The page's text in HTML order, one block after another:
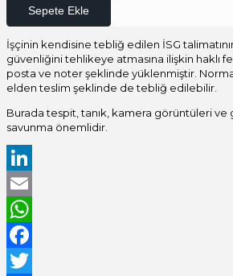
Sepete Ekle
İşçinin kendisine tebliğ edilen İSG
güvenliğini tehlikeye atmasına ilişkin haklı
posta ve noter şeklinde yüklenmiştir.
elden teslim şeklinde de tebliğ edilebilir.
Burada tespit, tanık, kamera görüntüleri ve
savunma önemlidir.
LinkedIn
Email
WhatsApp
Facebook